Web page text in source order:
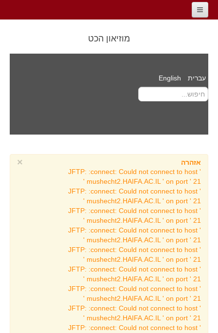
מוזיאון הכט
ד״ר ראובן הכט
דרך הדורות
אירועים
אודיטוריום מוזיאון הכט
העוגב העתיק וסיפורו
לוח אירועים
תערוכות ארכאולוגיה
תערוכות מתחלפות
בארכאולוגיה
תערוכות עבר
בארכאולוגיה
תערוכות הווה
בארכאולוגיה
תערוכות קבע
בארכאולוגיה
עברית English
×
אזהרה
JFTP: :connect: Could not connect to host '
mushecht2.HAIFA.AC.IL ' on port ' 21 '
JFTP: :connect: Could not connect to host '
mushecht2.HAIFA.AC.IL ' on port ' 21 '
JFTP: :connect: Could not connect to host '
mushecht2.HAIFA.AC.IL ' on port ' 21 '
JFTP: :connect: Could not connect to host '
mushecht2.HAIFA.AC.IL ' on port ' 21 '
JFTP: :connect: Could not connect to host '
mushecht2.HAIFA.AC.IL ' on port ' 21 '
JFTP: :connect: Could not connect to host '
mushecht2.HAIFA.AC.IL ' on port ' 21 '
JFTP: :connect: Could not connect to host '
mushecht2.HAIFA.AC.IL ' on port ' 21 '
JFTP: :connect: Could not connect to host '
mushecht2.HAIFA.AC.IL ' on port ' 21 '
JFTP: :connect: Could not connect to host '